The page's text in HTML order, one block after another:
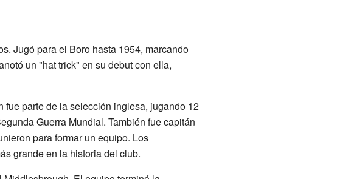
Jugó para el Boro hasta 1954, marcando
un "hat trick" en su debut con ella,
parte de la selección inglesa, jugando 12
Guerra Mundial. También fue capitán
para formar un equipo. Los
grande en la historia del club.